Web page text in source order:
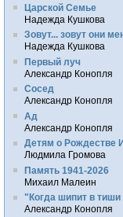
Царской Семье
Надежда Кушкова
Зовут... зовут они
Надежда Кушкова
Первый луч
Александр Конопля
Сосед
Александр Конопля
Ад
Александр Конопля
Детям о Рождестве
Людмила Громова
Память 1941-2026
Михаил Малеин
"Когда шипит в
Александр Конопля